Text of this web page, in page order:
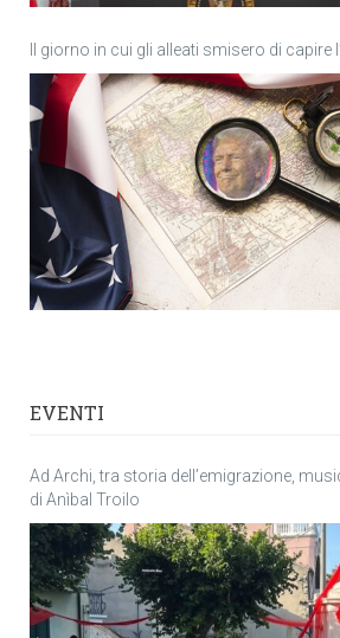
Il giorno in cui gli alleati smisero di capire
EVENTI
Ad Archi, tra storia dell’emigrazione,
di Anìbal Troilo